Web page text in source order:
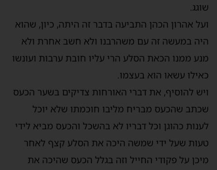
שוגג.
ועל אהרון הכהן התביעה בדבר זה היתה, כיון, שהוא
היה במעשה זה עם משהרבנו ולא חשב אחרת ולא
מנע ממנו הכאת הסלע הרי עליו חובת ערבות ועונשו
כאילו עשאו הוא בעצמו.
ויש להוסיף, את דברי האורחות צדיקים בשער הכעס
שכתב שהכעס מבריח מליבו חוכמתו שלא יוכל
לענות כהוגן וכל דבריו לא בהשכל והכעס מביא לידי
טעות שעל ידי שמשה היכה את הסלע קצף לאחר
מיכן על פקודי החייל וזה בגלל הכעס שהיכה את